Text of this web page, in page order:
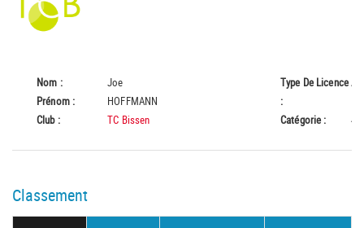
Nom :
Joe
Prénom :
HOFFMANN
Club :
TC Bissen
Type De Licence
:
A
Catégorie :
Classement